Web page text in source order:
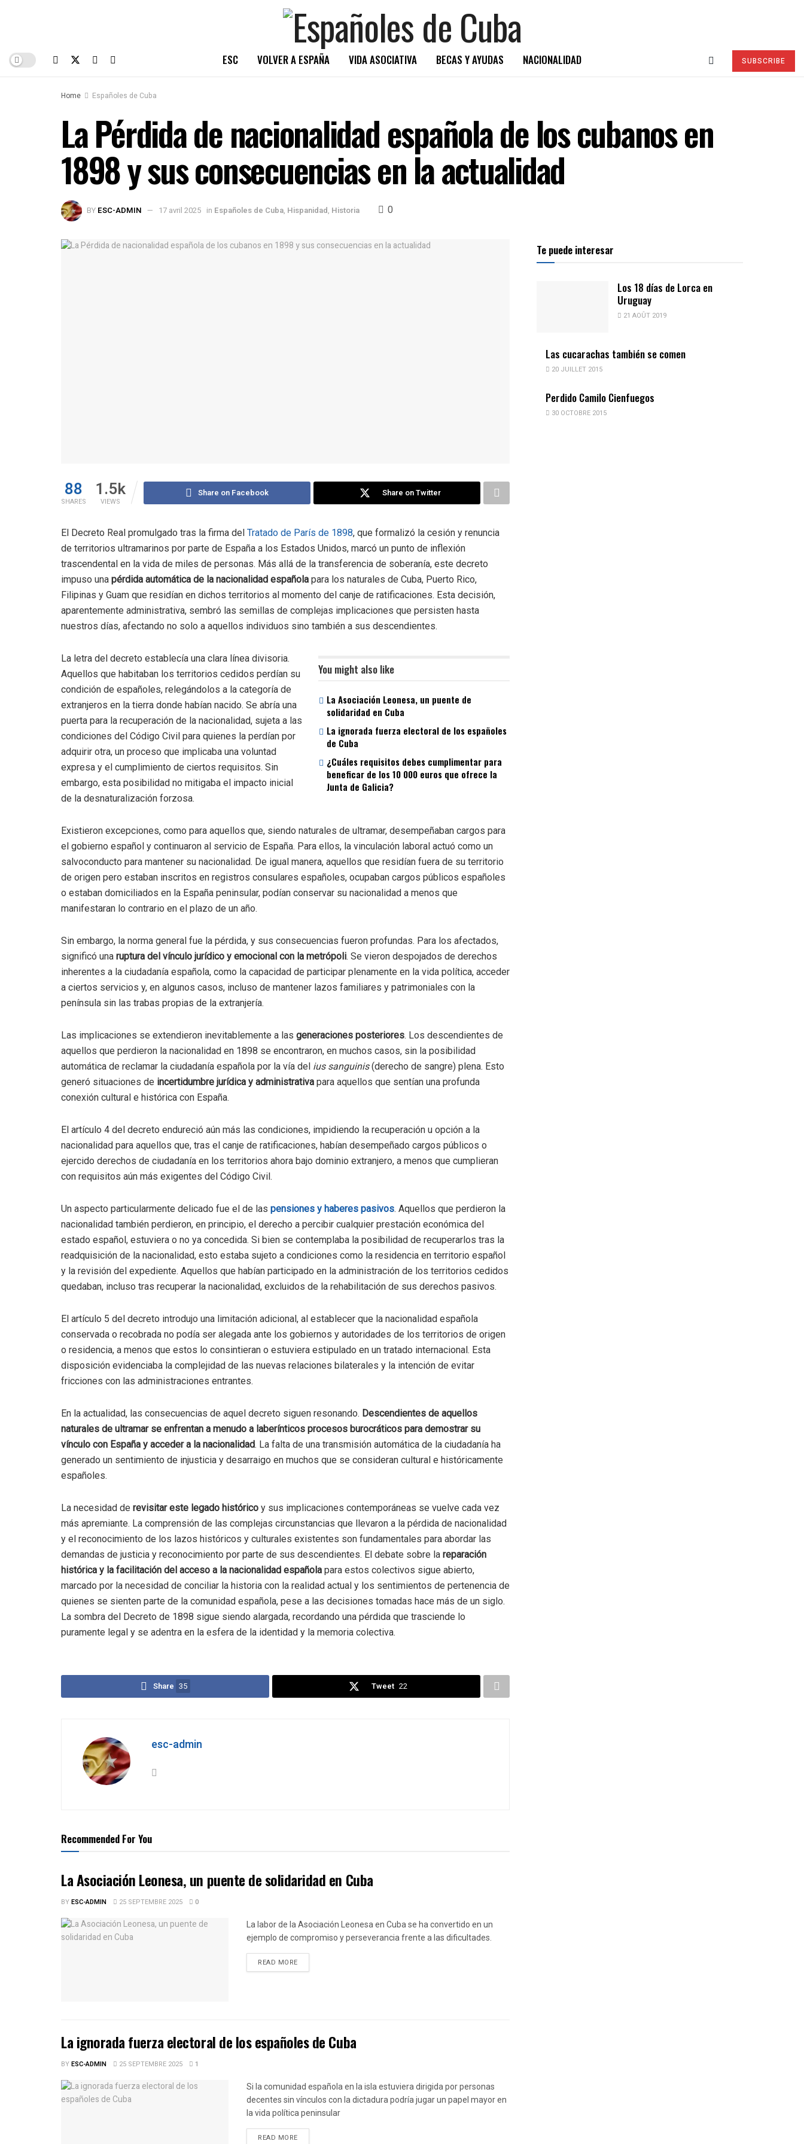
ESC VOLVER A ESPAÑA VIDA ASOCIATIVA BECAS Y AYUDAS NACIONALIDAD SUBSCRIBE
Home Españoles de Cuba
La Pérdida de nacionalidad española de los cubanos en
1898 y sus consecuencias en la actualidad
BY ESC-ADMIN 17 avril 2025 in Españoles de Cuba, Hispanidad, Historia 0
88
SHARES
1.5k
VIEWS
Share on Facebook Share on Twitter
El Decreto Real promulgado tras la firma del Tratado de París de 1898, que formalizó la cesión y renuncia
de territorios ultramarinos por parte de España a los Estados Unidos, marcó un punto de inflexión
trascendental en la vida de miles de personas. Más allá de la transferencia de soberanía, este decreto
impuso una pérdida automática de la nacionalidad española para los naturales de Cuba, Puerto Rico,
Filipinas y Guam que residían en dichos territorios al momento del canje de ratificaciones. Esta decisión,
aparentemente administrativa, sembró las semillas de complejas implicaciones que persisten hasta
nuestros días, afectando no solo a aquellos individuos sino también a sus descendientes.
You might also like
La Asociación Leonesa, un puente de
solidaridad en Cuba
La ignorada fuerza electoral de los españoles
de Cuba
¿Cuáles requisitos debes cumplimentar para
beneficar de los 10 000 euros que ofrece la
Junta de Galicia?
La letra del decreto establecía una clara línea divisoria.
Aquellos que habitaban los territorios cedidos perdían su
condición de españoles, relegándolos a la categoría de
extranjeros en la tierra donde habían nacido. Se abría una
puerta para la recuperación de la nacionalidad, sujeta a las
condiciones del Código Civil para quienes la perdían por
adquirir otra, un proceso que implicaba una voluntad
expresa y el cumplimiento de ciertos requisitos. Sin
embargo, esta posibilidad no mitigaba el impacto inicial
de la desnaturalización forzosa.
Existieron excepciones, como para aquellos que, siendo naturales de ultramar, desempeñaban cargos para
el gobierno español y continuaron al servicio de España. Para ellos, la vinculación laboral actuó como un
salvoconducto para mantener su nacionalidad. De igual manera, aquellos que residían fuera de su territorio
de origen pero estaban inscritos en registros consulares españoles, ocupaban cargos públicos españoles
o estaban domiciliados en la España peninsular, podían conservar su nacionalidad a menos que
manifestaran lo contrario en el plazo de un año.
Sin embargo, la norma general fue la pérdida, y sus consecuencias fueron profundas. Para los afectados,
significó una ruptura del vínculo jurídico y emocional con la metrópoli. Se vieron despojados de derechos
inherentes a la ciudadanía española, como la capacidad de participar plenamente en la vida política, acceder
a ciertos servicios y, en algunos casos, incluso de mantener lazos familiares y patrimoniales con la
península sin las trabas propias de la extranjería.
Las implicaciones se extendieron inevitablemente a las generaciones posteriores. Los descendientes de
aquellos que perdieron la nacionalidad en 1898 se encontraron, en muchos casos, sin la posibilidad
automática de reclamar la ciudadanía española por la vía del ius sanguinis(derecho de sangre) plena. Esto
generó situaciones de incertidumbre jurídica y administrativa para aquellos que sentían una profunda
conexión cultural e histórica con España.
El artículo 4 del decreto endureció aún más las condiciones, impidiendo la recuperación u opción a la
nacionalidad para aquellos que, tras el canje de ratificaciones, habían desempeñado cargos públicos o
ejercido derechos de ciudadanía en los territorios ahora bajo dominio extranjero, a menos que cumplieran
con requisitos aún más exigentes del Código Civil.
Un aspecto particularmente delicado fue el de las pensiones y haberes pasivos. Aquellos que perdieron la
nacionalidad también perdieron, en principio, el derecho a percibir cualquier prestación económica del
estado español, estuviera o no ya concedida. Si bien se contemplaba la posibilidad de recuperarlos tras la
readquisición de la nacionalidad, esto estaba sujeto a condiciones como la residencia en territorio español
y la revisión del expediente. Aquellos que habían participado en la administración de los territorios cedidos
quedaban, incluso tras recuperar la nacionalidad, excluidos de la rehabilitación de sus derechos pasivos.
El artículo 5 del decreto introdujo una limitación adicional, al establecer que la nacionalidad española
conservada o recobrada no podía ser alegada ante los gobiernos y autoridades de los territorios de origen
o residencia, a menos que estos lo consintieran o estuviera estipulado en un tratado internacional. Esta
disposición evidenciaba la complejidad de las nuevas relaciones bilaterales y la intención de evitar
fricciones con las administraciones entrantes.
En la actualidad, las consecuencias de aquel decreto siguen resonando. Descendientes de aquellos
naturales de ultramar se enfrentan a menudo a laberínticos procesos burocráticos para demostrar su
vínculo con España y acceder a la nacionalidad. La falta de una transmisión automática de la ciudadanía ha
generado un sentimiento de injusticia y desarraigo en muchos que se consideran cultural e históricamente
españoles.
La necesidad de revisitar este legado histórico y sus implicaciones contemporáneas se vuelve cada vez
más apremiante. La comprensión de las complejas circunstancias que llevaron a la pérdida de nacionalidad
y el reconocimiento de los lazos históricos y culturales existentes son fundamentales para abordar las
demandas de justicia y reconocimiento por parte de sus descendientes. El debate sobre la reparación
histórica y la facilitación del acceso a la nacionalidad española para estos colectivos sigue abierto,
marcado por la necesidad de conciliar la historia con la realidad actual y los sentimientos de pertenencia de
quienes se sienten parte de la comunidad española, pese a las decisiones tomadas hace más de un siglo.
La sombra del Decreto de 1898 sigue siendo alargada, recordando una pérdida que trasciende lo
puramente legal y se adentra en la esfera de la identidad y la memoria colectiva.
Share 35 Tweet 22
esc-admin
Recommended For You
La Asociación Leonesa, un puente de solidaridad en Cuba
BYESC-ADMIN 25 SEPTEMBRE 2025 0
La labor de la Asociación Leonesa en Cuba se ha convertido en un
ejemplo de compromiso y perseverancia frente a las dificultades.
READ MOREDETAILS
La ignorada fuerza electoral de los españoles de Cuba
BYESC-ADMIN 25 SEPTEMBRE 2025 1
Si la comunidad española en la isla estuviera dirigida por personas
decentes sin vínculos con la dictadura podría jugar un papel mayor en
la vida política peninsular
READ MOREDETAILS
Te puede interesar
Los 18 días de Lorca en
Uruguay
21 AOÛT 2019
Las cucarachas también se comen
20 JUILLET 2015
Perdido Camilo Cienfuegos
30 OCTOBRE 2015